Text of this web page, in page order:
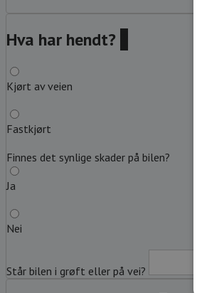
Hva har hendt?
Kjørt av veien
Fastkjørt
Finnes det synlige skader på bilen?
Ja
Nei
Står bilen i grøft eller på vei?